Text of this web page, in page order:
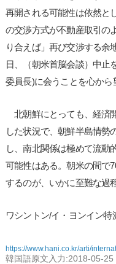
再開される可能性は依然と
の交渉方式が不動産取引の
り合えば」再び交渉する余
日、（朝米首脳会談）中止
委員長)に会うことを心から
北朝鮮にとっても、経済
した状況で、朝鮮半島情勢
し、南北関係は極めて流動
可能性はある。朝米の間で
するのが、いかに至難な過
ワシントン/イ・ヨンイン特
https://www.hani.co.kr/arti/
韓国語原文入力:2018-05-25